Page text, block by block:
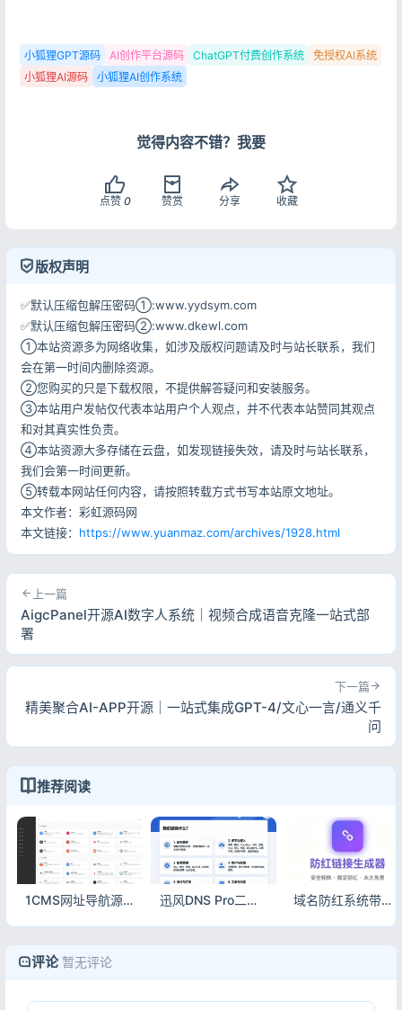
小狐狸GPT源码 AI创作平台源码 ChatGPT付费创作系统
免授权AI系统
小狐狸AI源码
小狐狸AI创作系统
觉得内容不错？我要
点赞 0 赞赏 分享 收藏
版权声明
✅默认压缩包解压密码①:www.yydsym.com
✅默认压缩包解压密码②:www.dkewl.com
①本站资源多为网络收集，如涉及版权问题请及时与站长联系，我们
会在第一时间内删除资源。
②您购买的只是下载权限，不提供解答疑问和安装服务。
③本站用户发帖仅代表本站用户个人观点，并不代表本站赞同其观点
和对其真实性负责。
④本站资源大多存储在云盘，如发现链接失效，请及时与站长联系，
我们会第一时间更新。
⑤转载本网站任何内容，请按照转载方式书写本站原文地址。
本文作者：彩虹源码网
本文链接： https://www.yuanmaz.com/archives/1928.html
上一篇
AigcPanel开源AI数字人系统｜视频合成语音克隆一站式部
署
下一篇
精美聚合AI-APP开源｜一站式集成GPT-4/文心一言/通义千
问
推荐阅读
1CMS网址导航源码 支持二级栏目分类 清爽自适应导航站程序 迅风DNS Pro二级域名分发V2.3.3源码 多服务商API解析站群管理系统 域名防红系统带本地接口文件2.0 PHP本地中转防红短链源码
评论 暂无评论